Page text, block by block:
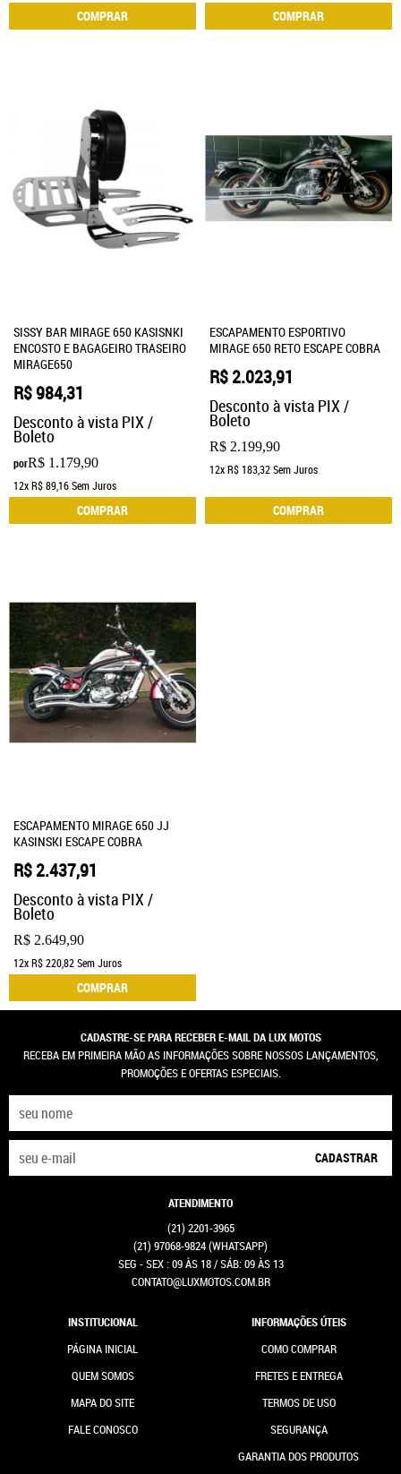
COMPRAR COMPRAR
SISSY BAR MIRAGE 650 KASISNKI
ENCOSTO E BAGAGEIRO TRASEIRO
MIRAGE650
porR$ 1.179,90
R$ 984,31
Desconto à vista PIX /
Boleto
12xR$ 89,16Sem Juros
COMPRAR
ESCAPAMENTO ESPORTIVO
MIRAGE 650 RETO ESCAPE COBRA
R$ 2.199,90
R$ 2.023,91
Desconto à vista PIX /
Boleto
12xR$ 183,32Sem Juros
COMPRAR
ESCAPAMENTO MIRAGE 650 JJ
KASINSKI ESCAPE COBRA
R$ 2.649,90
R$ 2.437,91
Desconto à vista PIX /
Boleto
12xR$ 220,82Sem Juros
COMPRAR
CADASTRE-SE PARA RECEBER E-MAIL DA LUX MOTOS
RECEBA EM PRIMEIRA MÃO AS INFORMAÇÕES SOBRE NOSSOS LANÇAMENTOS,
PROMOÇÕES E OFERTAS ESPECIAIS.
CADASTRAR
ATENDIMENTO
(21) 2201-3965
(21) 97068-9824(WHATSAPP)
SEG - SEX : 09 ÀS 18 / SÁB: 09 ÀS 13
CONTATO@LUXMOTOS.COM.BR
INSTITUCIONAL
PÁGINA INICIAL
QUEM SOMOS
MAPA DO SITE
FALE CONOSCO
INFORMAÇÕES ÚTEIS
COMO COMPRAR
FRETES E ENTREGA
TERMOS DE USO
SEGURANÇA
GARANTIA DOS PRODUTOS